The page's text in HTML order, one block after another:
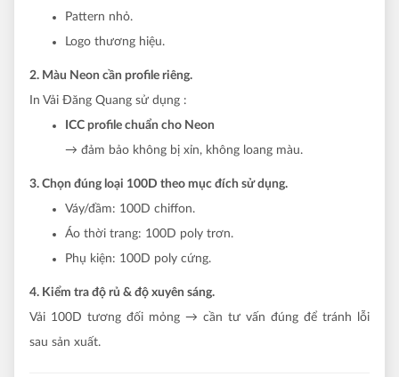
Pattern nhỏ.
Logo thương hiệu.
2. Màu Neon cần profile riêng.
In Vải Đăng Quang sử dụng :
ICC profile chuẩn cho Neon
→ đảm bảo không bị xỉn, không loang màu.
3. Chọn đúng loại 100D theo mục đích sử dụng.
Váy/đầm: 100D chiffon.
Áo thời trang: 100D poly trơn.
Phụ kiện: 100D poly cứng.
4. Kiểm tra độ rủ & độ xuyên sáng.
Vải 100D tương đối mỏng → cần tư vấn đúng để tránh lỗi
sau sản xuất.